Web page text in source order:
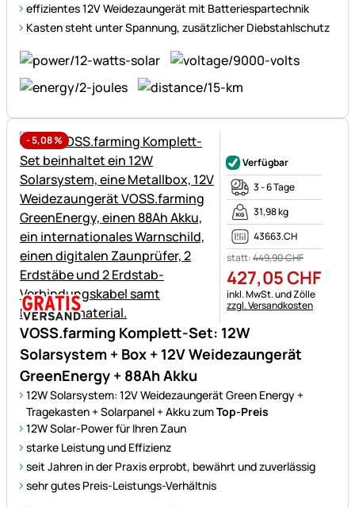
effizientes 12V Weidezaungerät mit Batteriespartechnik
Kasten steht unter Spannung, zusätzlicher Diebstahlschutz
-5,08%
VOSS.farming Komplett-Set: 12W
Solarsystem + Box + 12V Weidezaungerät
GreenEnergy + 88Ah Akku
12W Solarsystem: 12V Weidezaungerät Green Energy +
Tragekasten + Solarpanel + Akku zumTop-Preis
12W Solar-Power für Ihren Zaun
starke Leistung und Effizienz
seit Jahren in der Praxis erprobt, bewährt und zuverlässig
sehr gutes Preis-Leistungs-Verhältnis
Verfügbar
3 - 6 Tage
31,98 kg
43663.CH
statt:449,90CHF
427,05CHF
Steuerhinweis:
inkl. MwSt. und Zölle
zzgl. Versandkosten